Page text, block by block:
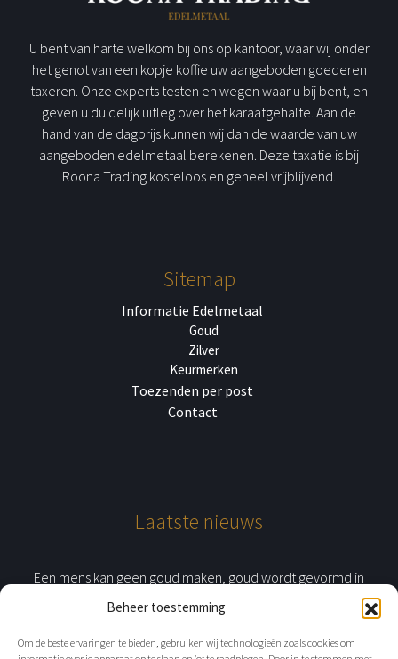
Beheer toestemming
Om de beste ervaringen te bieden, gebruiken wij technologieën zoals cookies om
U bent van harte welkom bij ons op kantoor, waar wij onder
het genot van een kopje koffie uw aangeboden goederen
taxeren. Onze experts testen en wegen waar u bij bent, en
geven u duidelijk uitleg over het karaatgehalte. Aan de
hand van de dagprijs kunnen wij dan de waarde van uw
aangeboden edelmetaal berekenen. Deze taxatie is bij
Roona Trading kosteloos en geheel vrijblijvend.
Sitemap
Informatie Edelmetaal
Goud
Zilver
Keurmerken
Toezenden per post
Contact
Laatste nieuws
Een mens kan geen goud maken, goud wordt gevormd in
sterren